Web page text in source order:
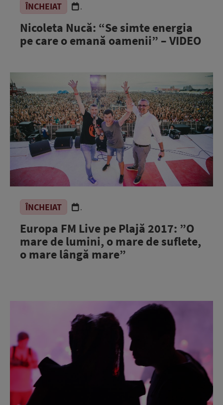
ÎNCHEIAT .
Nicoleta Nucă: “Se simte energia
pe care o emană oamenii” – VIDEO
ÎNCHEIAT .
Europa FM Live pe Plajă 2017: ”O
mare de lumini, o mare de suflete,
o mare lângă mare”